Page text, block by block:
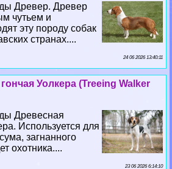
Древер. Древер
чутьем и
эту породу собак
странах....
24 06 2026 13:40:11
Уолкера (Treeing Walker
Древесная
Используется для
загнанного
охотника....
23 06 2026 6:14:10